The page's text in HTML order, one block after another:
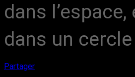
dans
dans un
Partager